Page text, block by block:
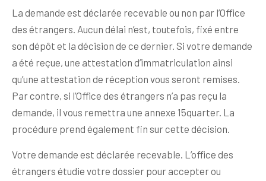
La demande est déclarée recevable ou non par l’Office
des étrangers. Aucun délai n’est, toutefois, fixé entre
son dépôt et la décision de ce dernier. Si votre demande
a été reçue, une attestation d’immatriculation ainsi
qu’une attestation de réception vous seront remises.
Par contre, si l’Office des étrangers n’a pas reçu la
demande, il vous remettra une annexe 15quarter. La
procédure prend également fin sur cette décision.
Votre demande est déclarée recevable. L’office des
étrangers étudie votre dossier pour accepter ou